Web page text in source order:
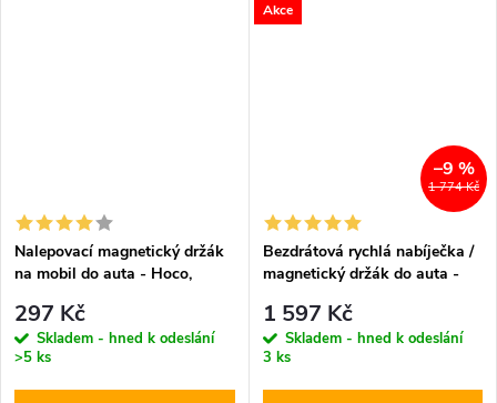
Nalepovací magnetický držák
na mobil do auta - Hoco,
297 Kč
Skladem - hned k odeslání
>5 ks
Akce
1 774 Kč
–9 %
Bezdrátová rychlá nabíječka /
magnetický držák do auta -
1 597 Kč
Skladem - hned k odeslání
3 ks